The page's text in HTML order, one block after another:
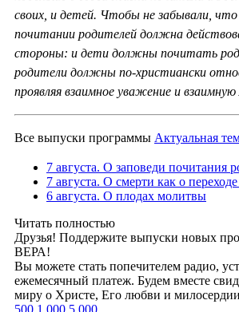
своих, и детей. Чтобы не забывали, что
почитании родителей должна
стороны: и дети должны почитать
родители должны по-христиански
проявляя взаимное уважение и взаимную
Все выпуски программы Актуальная
7 августа. О заповеди почитания
7 августа. О смерти как о
6 августа. О плодах молитвы
Читать полностью
Друзья! Поддержите выпуски новых
ВЕРА!
Вы можете стать попечителем радио,
ежемесячный платеж. Будем вместе
миру о Христе, Его любви и
500 1 000 5 000